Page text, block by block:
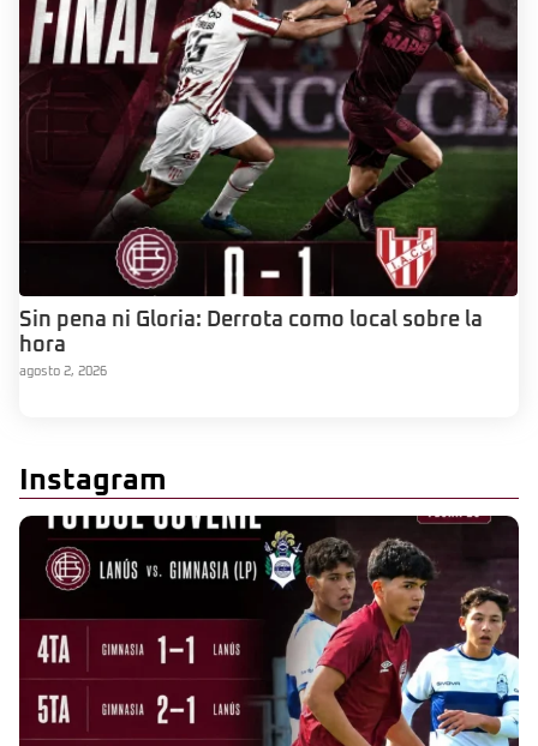
Sin pena ni Gloria: Derrota como local sobre la
hora
agosto 2, 2026
Instagram